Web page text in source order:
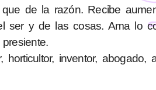
de la razón. Recibe
ser y de las cosas. Ama lo
inventor, abogado,